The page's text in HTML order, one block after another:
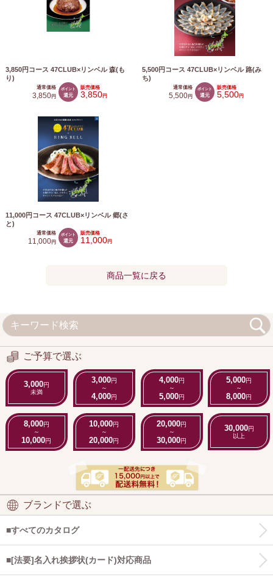
3,850円コース 47CLUB×リンベル 森(も
り)
通常価格
3,850円
販売価格
3,850円
ポイント
還元
5,500円コース 47CLUB×リンベル 路(み
ち)
通常価格
5,500円
販売価格
5,500円
ポイント
還元
11,000円コース 47CLUB×リンベル 郷(さ
と)
通常価格
11,000円
販売価格
11,000円
ポイント
還元
商品一覧に戻る
ご予算で選ぶ
3,000円
未満
3,000円
～
4,000円
4,000円
～
5,000円
5,000円
～
8,000円
8,000円
～
10,000円
10,000円
～
20,000円
20,000円
～
30,000円
30,000円
以上
ブランドで選ぶ
■すべてのカタログ
■[法要]名入れ挨拶状(カード)対応商品